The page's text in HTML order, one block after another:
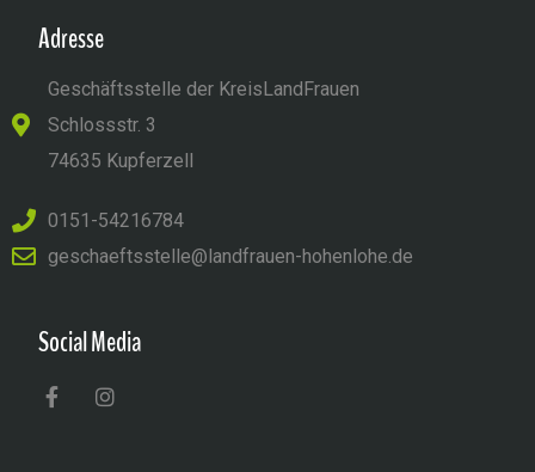
Adresse
Geschäftsstelle der KreisLandFrauen
Schlossstr. 3
74635 Kupferzell
0151-54216784
geschaeftsstelle@landfrauen-hohenlohe.de
Social Media